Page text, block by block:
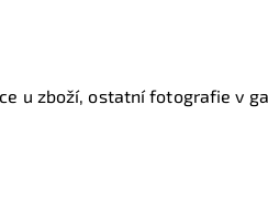
u zboží, ostatní fotografie v